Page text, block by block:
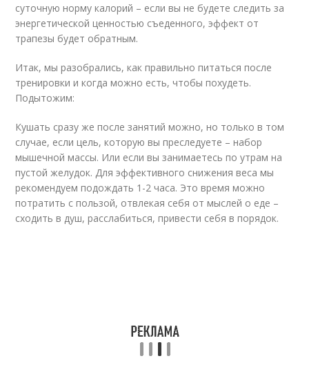
суточную норму калорий – если вы не будете следить за
энергетической ценностью съеденного, эффект от
трапезы будет обратным.
Итак, мы разобрались, как правильно питаться после
тренировки и когда можно есть, чтобы похудеть.
Подытожим:
Кушать сразу же после занятий можно, но только в том
случае, если цель, которую вы преследуете – набор
мышечной массы. Или если вы занимаетесь по утрам на
пустой желудок. Для эффективного снижения веса мы
рекомендуем подождать 1-2 часа. Это время можно
потратить с пользой, отвлекая себя от мыслей о еде –
сходить в душ, расслабиться, привести себя в порядок.